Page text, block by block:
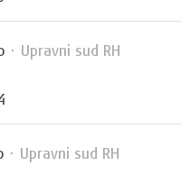
· Upravni sud RH
· Upravni sud RH